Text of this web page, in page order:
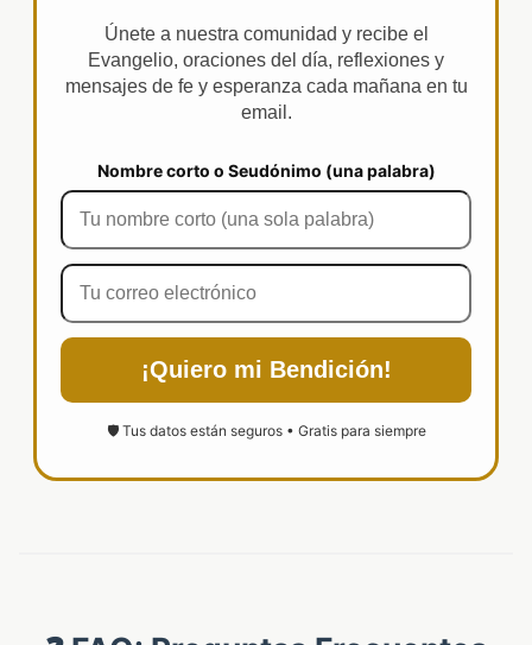
Únete a nuestra comunidad y recibe el
Evangelio, oraciones del día, reflexiones y
mensajes de fe y esperanza cada mañana en tu
email.
Nombre corto o Seudónimo (una palabra)
¡Quiero mi Bendición!
🛡️ Tus datos están seguros • Gratis para siempre